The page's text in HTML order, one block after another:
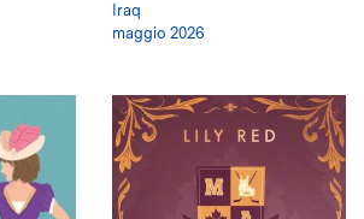
Iraq
maggio 2026